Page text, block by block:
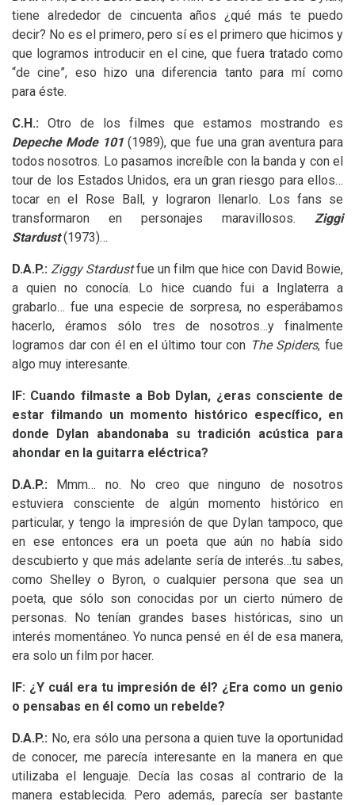
tiene alrededor de cincuenta años ¿qué más te puedo
decir? No es el primero, pero sí es el primero que hicimos y
que logramos introducir en el cine, que fuera tratado como
“de cine”, eso hizo una diferencia tanto para mí como
para éste.
C.H.: Otro de los filmes que estamos mostrando es
Depeche Mode 101 (1989), que fue una gran aventura para
todos nosotros. Lo pasamos increíble con la banda y con el
tour de los Estados Unidos, era un gran riesgo para ellos…
tocar en el Rose Ball, y lograron llenarlo. Los fans se
transformaron en personajes maravillosos. Ziggi
Stardust(1973)…
D.A.P.: Ziggy Stardustfue un film que hice con David Bowie,
a quien no conocía. Lo hice cuando fui a Inglaterra a
grabarlo… fue una especie de sorpresa, no esperábamos
hacerlo, éramos sólo tres de nosotros…y finalmente
logramos dar con él en el último tour con The Spiders, fue
algo muy interesante.
lF: Cuando filmaste a Bob Dylan, ¿eras consciente de
estar filmando un momento histórico específico, en
donde Dylan abandonaba su tradición acústica para
ahondar en la guitarra eléctrica?
D.A.P.: Mmm… no. No creo que ninguno de nosotros
estuviera consciente de algún momento histórico en
particular, y tengo la impresión de que Dylan tampoco, que
en ese entonces era un poeta que aún no había sido
descubierto y que más adelante sería de interés…tu sabes,
como Shelley o Byron, o cualquier persona que sea un
poeta, que sólo son conocidas por un cierto número de
personas. No tenían grandes bases históricas, sino un
interés momentáneo. Yo nunca pensé en él de esa manera,
era solo un film por hacer.
lF: ¿Y cuál era tu impresión de él? ¿Era como un genio
o pensabas en él como un rebelde?
D.A.P.: No, era sólo una persona a quien tuve la oportunidad
de conocer, me parecía interesante en la manera en que
utilizaba el lenguaje. Decía las cosas al contrario de la
manera establecida. Pero además, parecía ser bastante